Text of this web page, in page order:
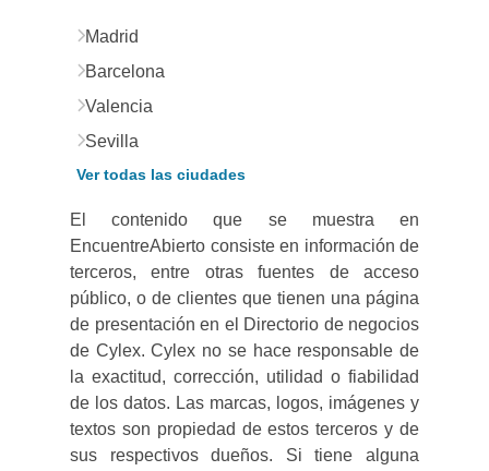
Madrid
Barcelona
Valencia
Sevilla
Ver todas las ciudades
El contenido que se muestra en
EncuentreAbierto consiste en información de
terceros, entre otras fuentes de acceso
público, o de clientes que tienen una página
de presentación en el Directorio de negocios
de Cylex. Cylex no se hace responsable de
la exactitud, corrección, utilidad o fiabilidad
de los datos. Las marcas, logos, imágenes y
textos son propiedad de estos terceros y de
sus respectivos dueños. Si tiene alguna